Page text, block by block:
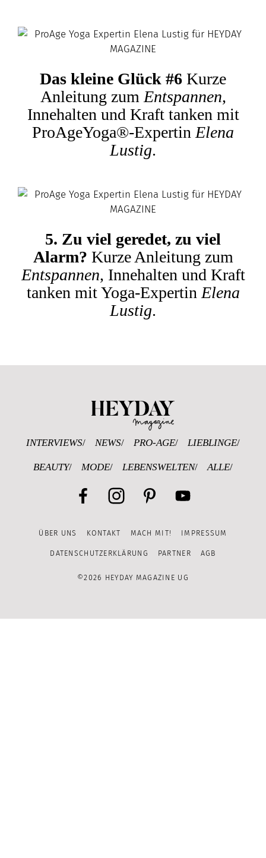
Das kleine Glück #6 Kurze
Anleitung zum Entspannen,
Innehalten und Kraft tanken mit
ProAgeYoga®-Expertin Elena
Lustig.
5. Zu viel geredet, zu viel
Alarm? Kurze Anleitung zum
Entspannen, Innehalten und Kraft
tanken mit Yoga-Expertin Elena
Lustig.
INTERVIEWS NEWS PRO-AGE LIEBLINGE
BEAUTY MODE LEBENSWELTEN ALLE
Channel
ÜBER UNS KONTAKT MACH MIT! IMPRESSUM
DATENSCHUTZERKLÄRUNG PARTNER AGB
©2026 HEYDAY MAGAZINE UG